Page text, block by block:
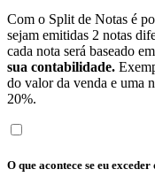
Com o Split de Notas é
sejam emitidas 2 notas
cada nota será baseado em
sua contabilidade.
do valor da venda e uma
20%.
O que acontece se eu